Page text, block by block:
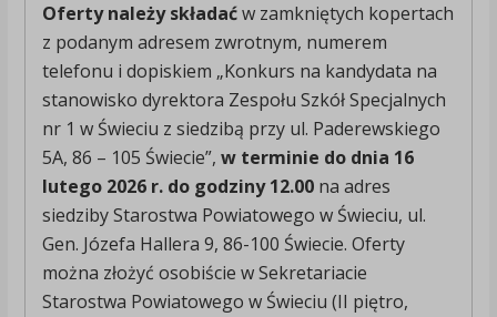
Oferty należy składaćw zamkniętych kopertach
z podanym adresem zwrotnym, numerem
telefonu i dopiskiem „Konkurs na kandydata na
stanowisko dyrektora Zespołu Szkół Specjalnych
nr 1 w Świeciu z siedzibą przy ul. Paderewskiego
5A, 86 – 105 Świecie”, w terminie do dnia 16
lutego 2026 r. do godziny 12.00na adres
siedziby Starostwa Powiatowego w Świeciu, ul.
Gen. Józefa Hallera 9, 86-100 Świecie. Oferty
można złożyć osobiście w Sekretariacie
Starostwa Powiatowego w Świeciu (II piętro,